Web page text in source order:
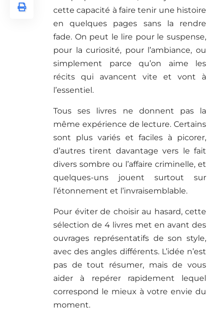
cette capacité à faire tenir une histoire
en quelques pages sans la rendre
fade. On peut le lire pour le suspense,
pour la curiosité, pour l’ambiance, ou
simplement parce qu’on aime les
récits qui avancent vite et vont à
l’essentiel.
Tous ses livres ne donnent pas la
même expérience de lecture. Certains
sont plus variés et faciles à picorer,
d’autres tirent davantage vers le fait
divers sombre ou l’affaire criminelle, et
quelques-uns jouent surtout sur
l’étonnement et l’invraisemblable.
Pour éviter de choisir au hasard, cette
sélection de 4 livres met en avant des
ouvrages représentatifs de son style,
avec des angles différents. L’idée n’est
pas de tout résumer, mais de vous
aider à repérer rapidement lequel
correspond le mieux à votre envie du
moment.